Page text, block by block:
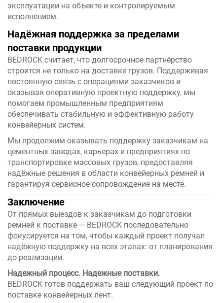
эксплуатации на объекте и контролируемым
исполнением.
Надёжная поддержка за пределами
поставки продукции
BEDROCK считает, что долгосрочное партнёрство
строится не только на доставке грузов. Поддерживая
постоянную связь с операциями заказчиков и
оказывая оперативную проектную поддержку, мы
помогаем промышленным предприятиям
обеспечивать стабильную и эффективную работу
конвейерных систем.
Мы продолжим оказывать поддержку заказчикам на
цементных заводах, карьерах и предприятиях по
транспортировке массовых грузов, предоставляя
надёжные решения в области конвейерных ремней и
гарантируя сервисное сопровождение на месте.
Заключение
От прямых выездов к заказчикам до подготовки
ремней к поставке — BEDROCK последовательно
фокусируется на том, чтобы каждый проект получал
надёжную поддержку на всех этапах: от планирования
до реализации.
Надежный процесс. Надежные поставки.
BEDROCK готов поддержать ваш следующий проект по
поставке конвейерных лент.